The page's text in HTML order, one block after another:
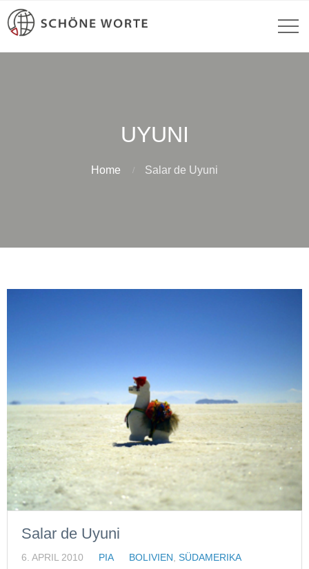
UYUNI
Home Salar de Uyuni
Salar de Uyuni
6. APRIL 2010 PIA BOLIVIEN, SÜDAMERIKA